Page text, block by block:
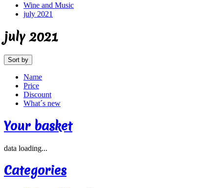
Wine and Music
july 2021
july 2021
Sort by
Name
Price
Discount
What´s new
Your basket
data loading...
Categories